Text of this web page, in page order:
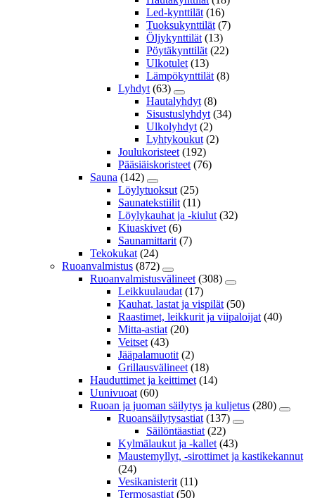
Led-kynttilät (16)
Tuoksukynttilät (7)
Öljykynttilät (13)
Pöytäkynttilät (22)
Ulkotulet (13)
Lämpökynttilät (8)
Lyhdyt (63)
Hautalyhdyt (8)
Sisustuslyhdyt (34)
Ulkolyhdyt (2)
Lyhtykoukut (2)
Joulukoristeet (192)
Pääsiäiskoristeet (76)
Sauna (142)
Löylytuoksut (25)
Saunatekstiilit (11)
Löylykauhat ja -kiulut (32)
Kiuaskivet (6)
Saunamittarit (7)
Tekokukat (24)
Ruoanvalmistus (872)
Ruoanvalmistusvälineet (308)
Leikkuulaudat (17)
Kauhat, lastat ja vispilät (50)
Raastimet, leikkurit ja viipaloijat (40)
Mitta-astiat (20)
Veitset (43)
Jääpalamuotit (2)
Grillausvälineet (18)
Hauduttimet ja keittimet (14)
Uunivuoat (60)
Ruoan ja juoman säilytys ja kuljetus (280)
Ruoansäilytysastiat (137)
Säilöntäastiat (22)
Kylmälaukut ja -kallet (43)
Maustemyllyt, -sirottimet ja kastikekannut
(24)
Vesikanisterit (11)
Termosastiat (50)